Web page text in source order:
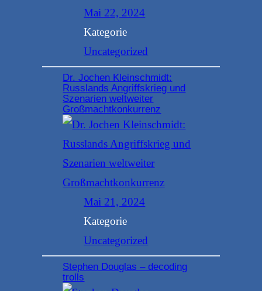
Mai 22, 2024
Kategorie
Uncategorized
Dr. Jochen Kleinschmidt:
Russlands Angriffskrieg und
Szenarien weltweiter
Großmachtkonkurrenz
Mai 21, 2024
Kategorie
Uncategorized
Stephen Douglas – decoding
trolls